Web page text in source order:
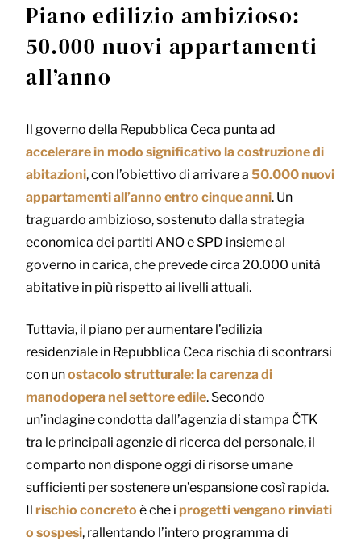
Piano edilizio ambizioso:
50.000 nuovi appartamenti
all’anno
Il governo della Repubblica Ceca punta ad
accelerare in modo significativo la costruzione di
abitazioni, con l’obiettivo di arrivare a 50.000 nuovi
appartamenti all’anno entro cinque anni. Un
traguardo ambizioso, sostenuto dalla strategia
economica dei partiti ANO e SPD insieme al
governo in carica, che prevede circa 20.000 unità
abitative in più rispetto ai livelli attuali.
Tuttavia, il piano per aumentare l’edilizia
residenziale in Repubblica Ceca rischia di scontrarsi
con unostacolo strutturale: la carenza di
manodopera nel settore edile. Secondo
un’indagine condotta dall’agenzia di stampa ČTK
tra le principali agenzie di ricerca del personale, il
comparto non dispone oggi di risorse umane
sufficienti per sostenere un’espansione così rapida.
Il rischio concreto è che i progetti vengano rinviati
o sospesi, rallentando l’intero programma di